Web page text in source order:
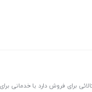
برای فروش دارد یا خدماتی